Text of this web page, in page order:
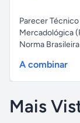
Parecer
Mercadológica
Norma Brasileira
A combinar
Mais